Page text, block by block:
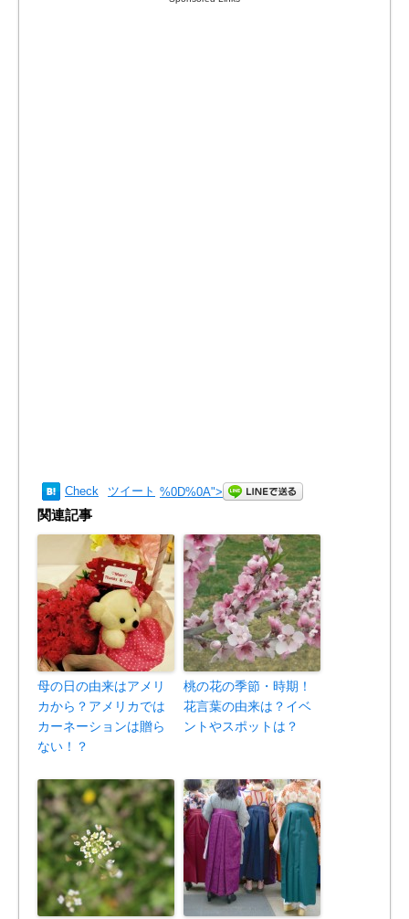
Check ツイート %0D%0A">
関連記事
母の日の由来はアメリ
カから？アメリカでは
カーネーションは贈ら
ない！？
桃の花の季節・時期！
花言葉の由来は？イベ
ントやスポットは？